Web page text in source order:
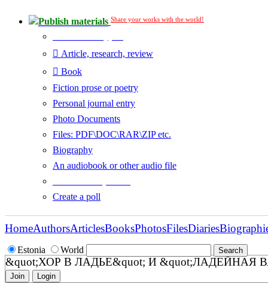
Publish materials Share your works with the world!
Article, research, review
Book
Fiction prose or poetry
Personal journal entry
Photo Documents
Files: PDF\DOC\RAR\ZIP etc.
Biography
An audiobook or other audio file
Create a poll
Estonia World
HomeAuthorsArticlesBooksPhotosFilesDiaries
&quot;ХОР В ЛАДЬЕ&quot; И
Join Login